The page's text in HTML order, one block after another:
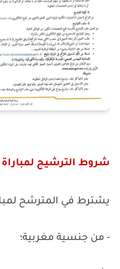
شروط الترشيح لمباراة
يشترط في المترشح
- من جنسية مغربية؛